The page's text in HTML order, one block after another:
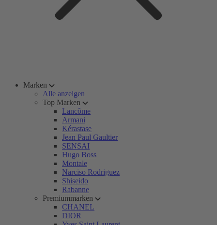
Marken
Alle anzeigen
Top Marken
Lancôme
Armani
Kérastase
Jean Paul Gaultier
SENSAI
Hugo Boss
Montale
Narciso Rodriguez
Shiseido
Rabanne
Premiummarken
CHANEL
DIOR